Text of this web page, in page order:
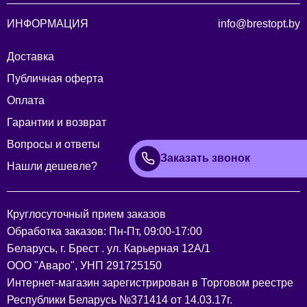
ИНФОРМАЦИЯ
Доставка
Публичная оферта
Оплата
Гарантии и возврат
Вопросы и ответы
Нашли дешевле?
info@brestopt.by
Заказать звонок
Круглосуточный прием заказов
Обработка заказов: Пн-Пт, 09:00-17:00
Беларусь, г. Брест . ул. Карьерная 12А/1
ООО "Аваро", УНП 291725150
Интернет-магазин зарегистрирован в Торговом реестре
Республики Беларусь №371414 от 14.03.17г.